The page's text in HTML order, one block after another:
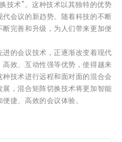
技术”。这种技术以其独特的优势
会议的新趋势。随着科技的不断
完善和升级，为人们带来更加便
的会议技术，正逐渐改变着现代
效、互动性强等优势，使得越来
技术进行远程和面对面的混合会
，混合矩阵切换技术将更加智能
捷、高效的会议体验。